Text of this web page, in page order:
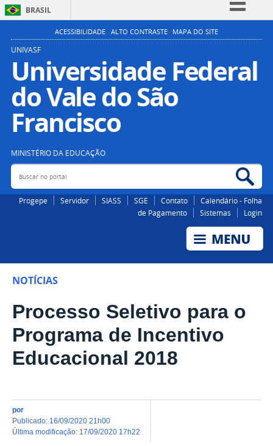
BRASIL
Simplifique!
Participe
Acesso à informação
Legislação
ACESSIBILIDADE ALTO CONTRASTE MAPA DO SITE
UNIVASF
Universidade Federal
do Vale do São
Francisco
MINISTÉRIO DA EDUCAÇÃO
Buscar no portal
Progepe Servidor SIASS SGE Contato
Calendário - Folha
de Pagamento
Sistemas Login
NOTÍCIAS
Processo Seletivo para o
Programa de Incentivo
Educacional 2018
por
publicado: 16/09/2020 21h00
última modificação: 17/09/2020 17h22